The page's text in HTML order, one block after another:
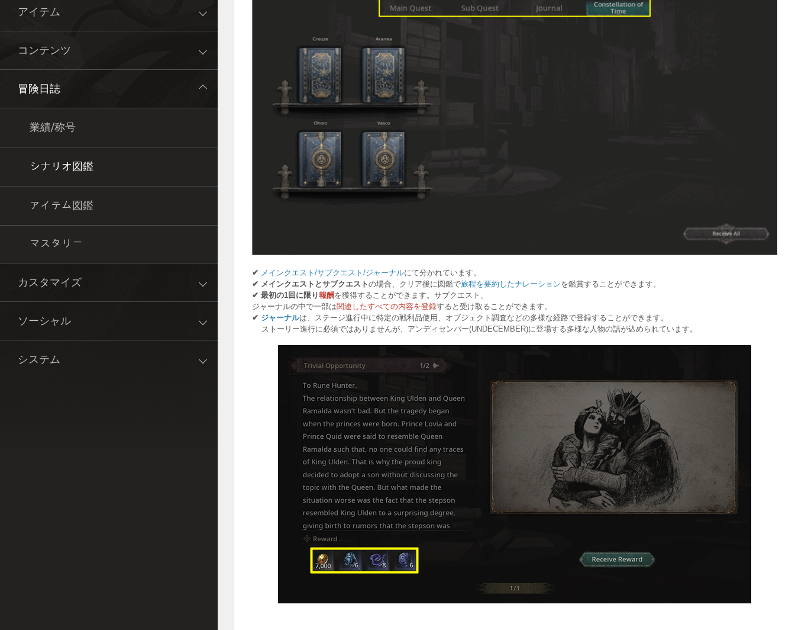
アイテム
コンテンツ
冒険日誌
業績/称号
シナリオ図鑑
アイテム図鑑
マスタリー
カスタマイズ
ソーシャル
システム
✔ メインクエスト /サブクエスト /ジャーナルにて分かれています。
✔ メインクエストとサブクエストの場合、クリア後に 図鑑で旅程を要約したナレーションを鑑賞することができます。
✔ 最初の1回に限り報酬を獲得することができます。サブクエスト、
ジャ ーナルの中で一部は関連したすべての内容を登録すると受け取ることができます。
✔ ジャーナルは、 ステージ進行中に特定の戦利品使用、 オブジェクト調査などの多様な経路で登録することができます。
ストーリー進行に必須ではありませんが、 アンディセンバー(UNDECEMBER)に登場する多様な人物の話が込められています。